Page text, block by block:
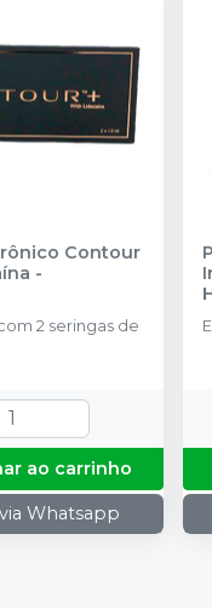
Contour
-
2 seringas de
ao carrinho
Whatsapp